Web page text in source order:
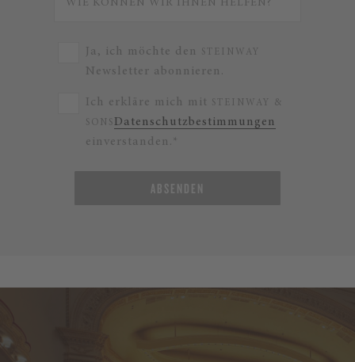
Ja, ich möchte den STEINWAY
Newsletter abonnieren.
Ich erkläre mich mit STEINWAY &
SONS Datenschutzbestimmungen
einverstanden.*
ABSENDEN